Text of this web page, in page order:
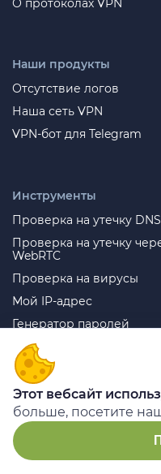
О протоколах VPN
Наши продукты
Отсутствие логов
Наша сеть VPN
VPN-бот для Telegram
Инструменты
Проверка на утечку DNS
Проверка на утечку
WebRTC
Проверка на вирусы
Мой IP-адрес
Генератор паролей
Преимущества
VPN для Roblox
VPN для Warzone
VPN для Netflix
VPN для Twitter
Этот вебсайт
больше, посетите